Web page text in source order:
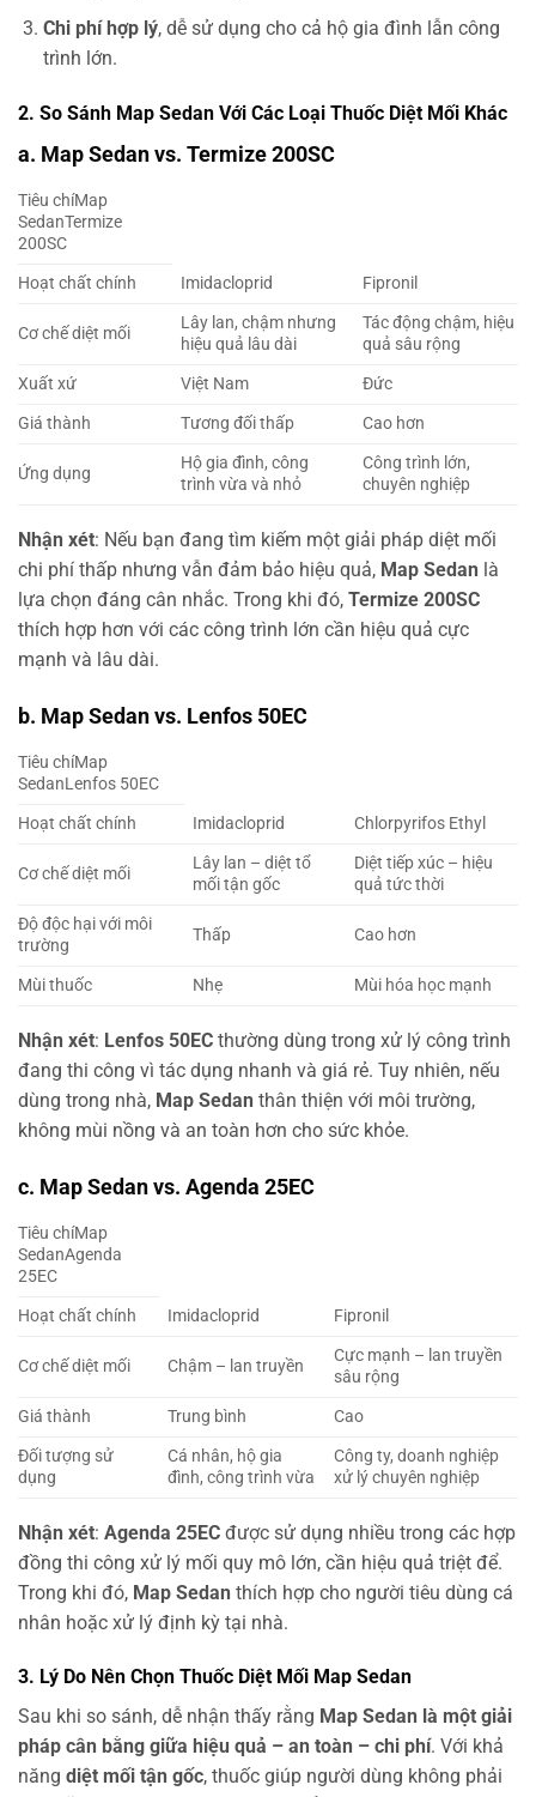
Chi phí hợp lý, dễ sử dụng cho cả hộ gia đình lẫn công
trình lớn.
2. So Sánh Map Sedan Với Các Loại Thuốc Diệt Mối Khác
a. Map Sedan vs. Termize 200SC
Tiêu chíMap
SedanTermize
200SC
Hoạt chất chính
Imidacloprid Fipronil
Cơ chế diệt mối
Lây lan, chậm nhưng
hiệu quả lâu dài
Tác động chậm, hiệu
quả sâu rộng
Xuất xứ
Việt Nam
Đức
Giá thành
Tương đối thấp Cao hơn
Ứng dụng
Hộ gia đình, công
trình vừa và nhỏ
Công trình lớn,
chuyên nghiệp
Nhận xét: Nếu bạn đang tìm kiếm một giải pháp diệt mối
chi phí thấp nhưng vẫn đảm bảo hiệu quả, Map Sedan là
lựa chọn đáng cân nhắc. Trong khi đó, Termize 200SC
thích hợp hơn với các công trình lớn cần hiệu quả cực
mạnh và lâu dài.
b. Map Sedan vs. Lenfos 50EC
Tiêu chíMap
SedanLenfos 50EC
Hoạt chất chính
Imidacloprid Chlorpyrifos Ethyl
Cơ chế diệt mối
Lây lan – diệt tổ
mối tận gốc
Diệt tiếp xúc – hiệu
quả tức thời
Độ độc hại với môi
trường
Thấp Cao hơn
Mùi thuốc Nhẹ Mùi hóa học mạnh
Nhận xét: Lenfos 50EC thường dùng trong xử lý công trình
đang thi công vì tác dụng nhanh và giá rẻ. Tuy nhiên, nếu
dùng trong nhà, Map Sedan thân thiện với môi trường,
không mùi nồng và an toàn hơn cho sức khỏe.
c. Map Sedan vs. Agenda 25EC
Tiêu chíMap
SedanAgenda
25EC
Hoạt chất chính
Imidacloprid Fipronil
Cơ chế diệt mối Chậm – lan truyền
Cực mạnh – lan truyền
sâu rộng
Giá thành
Trung bình
Cao
Đối tượng sử
dụng
Cá nhân, hộ gia
đình, công trình vừa
Công ty, doanh nghiệp
xử lý chuyên nghiệp
Nhận xét: Agenda 25EC được sử dụng nhiều trong các hợp
đồng thi công xử lý mối quy mô lớn, cần hiệu quả triệt để.
Trong khi đó, Map Sedan thích hợp cho người tiêu dùng cá
nhân hoặc xử lý định kỳ tại nhà.
3. Lý Do Nên Chọn Thuốc Diệt Mối Map Sedan
Sau khi so sánh, dễ nhận thấy rằng Map Sedan là một giải
pháp cân bằng giữa hiệu quả – an toàn – chi phí. Với khả
năng diệt mối tận gốc, thuốc giúp người dùng không phải